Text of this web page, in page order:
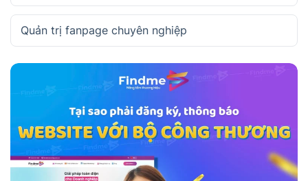
Quản trị fanpage chuyên nghiệp